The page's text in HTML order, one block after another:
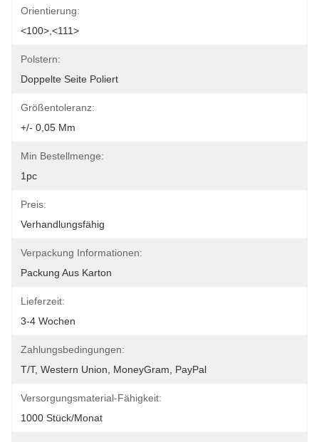
Orientierung:
<100>,<111>
Polstern:
Doppelte Seite Poliert
Größentoleranz:
+/- 0,05 Mm
Min Bestellmenge:
1pc
Preis:
Verhandlungsfähig
Verpackung Informationen:
Packung Aus Karton
Lieferzeit:
3-4 Wochen
Zahlungsbedingungen:
T/T, Western Union, MoneyGram, PayPal
Versorgungsmaterial-Fähigkeit:
1000 Stück/Monat